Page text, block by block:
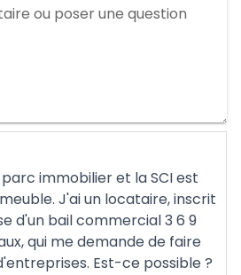
ou poser une question
immobilier et la SCI est
J'ai un locataire, inscrit
d'un bail commercial 3 6 9
qui me demande de faire
Est-ce possible ?